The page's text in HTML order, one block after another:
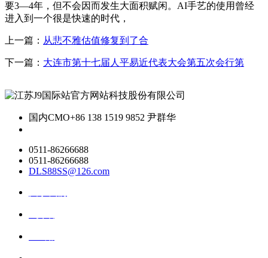
要3—4年，但不会因而发生大面积赋闲。AI手艺的使用曾经
进入到一个很是快速的时代，
上一篇： 从悲不雅估值修复到了合
下一篇： 大连市第十七届人平易近代表大会第五次会行第
国内CMO+86 138 1519 9852 尹群华
0511-86266688
0511-86266688
DLS88SS@126.com